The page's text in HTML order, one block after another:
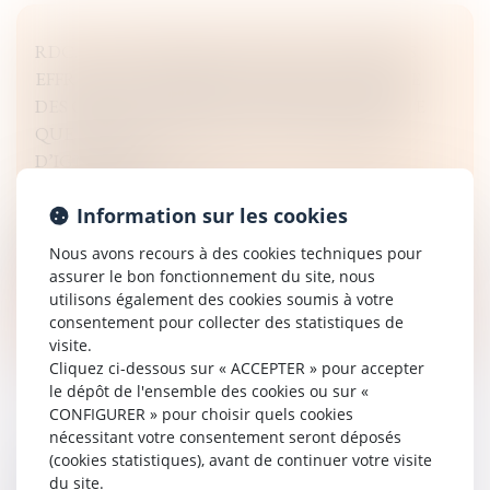
RDC. LES ATTEINTES AUX DROITS HUMAINS
EFFRÉNÉES COMMISES PAR LES ADF CONTRE
DES CIVIL·E·S SONT DES « CRIMES DE GUERRE
QUE LE MONDE NE SAURAIT CONTINUER
D’IGNORER »
Dans l’est de la République démocratique du Congo (RDC), la
imputables aux combattant·e·s des Forces...
Lire la suite
PEUT-ON REPORTER SES CONGÉS PAYÉS NON
Information sur les cookies
Nous avons recours à des cookies techniques pour
assurer le bon fonctionnement du site, nous
utilisons également des cookies soumis à votre
consentement pour collecter des statistiques de
visite.
Cliquez ci-dessous sur « ACCEPTER » pour accepter
le dépôt de l'ensemble des cookies ou sur «
CONFIGURER » pour choisir quels cookies
nécessitant votre consentement seront déposés
(cookies statistiques), avant de continuer votre visite
du site.